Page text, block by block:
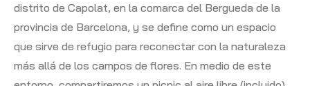
distrito de Capolat, en la comarca del Bergueda de la
provincia de Barcelona, ​​y se define como un espacio
que sirve de refugio para reconectar con la naturaleza
más allá de los campos de flores. En medio de este